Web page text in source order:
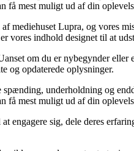
få mest muligt ud af din
Lupra, og vores
vores indhold designet til at
om du er nybegynder
og opdaterede oplysninger.
underholdning og
få mest muligt ud af din
sig, dele deres